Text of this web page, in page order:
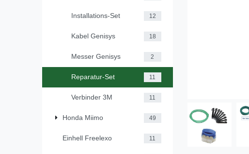
Installations-Set 12
Kabel Genisys 18
Messer Genisys 2
Reparatur-Set 11
Verbinder 3M 11
Honda Miimo 49
Einhell Freelexo 11